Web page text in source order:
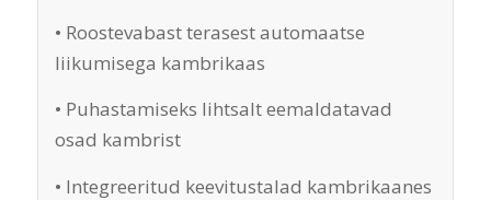
• Roostevabast terasest automaatse
liikumisega kambrikaas
• Puhastamiseks lihtsalt eemaldatavad
osad kambrist
• Integreeritud keevitustalad kambrikaanes